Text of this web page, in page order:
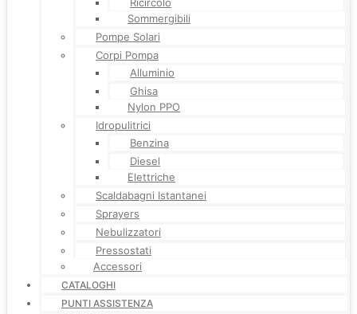
Sommergibili
Pompe Solari
Corpi Pompa
Alluminio
Ghisa
Nylon PPO
Idropulitrici
Benzina
Diesel
Elettriche
Scaldabagni Istantanei
Sprayers
Nebulizzatori
Pressostati
Accessori
CATALOGHI
PUNTI ASSISTENZA